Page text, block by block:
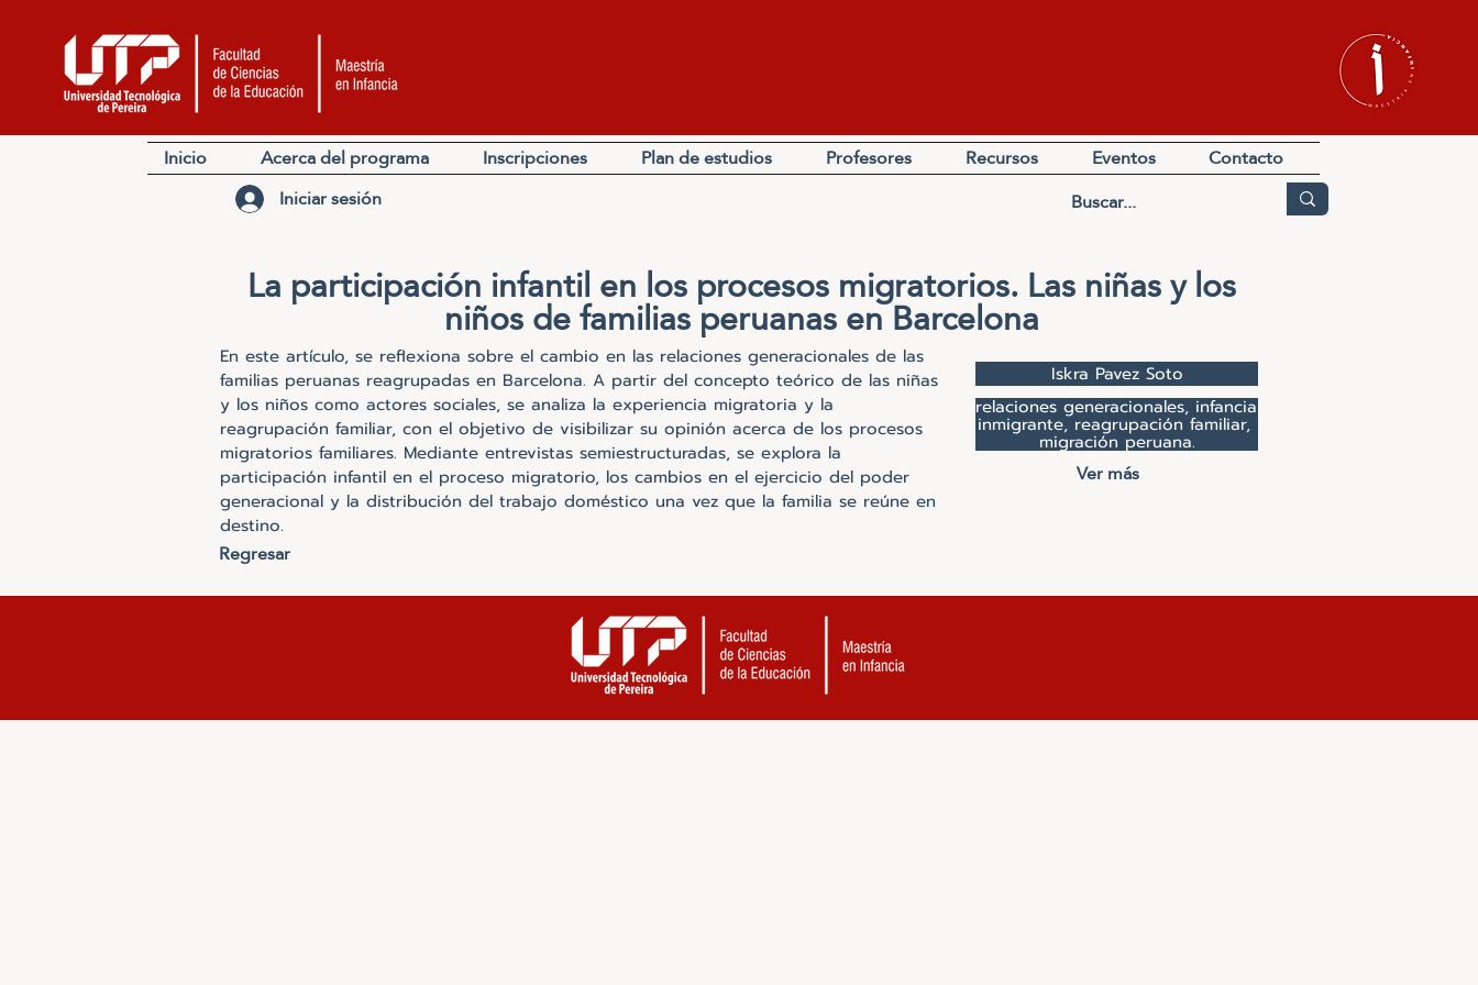
Inicio Acerca del programa Inscripciones Plan de estudios Profesores Recursos Eventos
Contacto
Iniciar sesión
La participación infantil en los procesos migratorios. Las niñas y los
niños de familias peruanas en Barcelona
En este artículo, se reflexiona sobre el cambio en las relaciones generacionales de las
familias peruanas reagrupadas en Barcelona. A partir del concepto teórico de las niñas
y los niños como actores sociales, se analiza la experiencia migratoria y la
reagrupación familiar, con el objetivo de visibilizar su opinión acerca de los procesos
migratorios familiares. Mediante entrevistas semiestructuradas, se explora la
participación infantil en el proceso migratorio, los cambios en el ejercicio del poder
generacional y la distribución del trabajo doméstico una vez que la familia se reúne en
destino.
Iskra Pavez Soto
relaciones generacionales, infancia
inmigrante, reagrupación familiar,
migración peruana.
Ver más
Regresar